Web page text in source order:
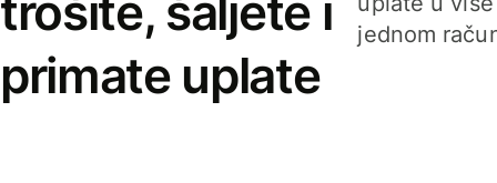
trošite, šaljete i
primate uplate
jednom